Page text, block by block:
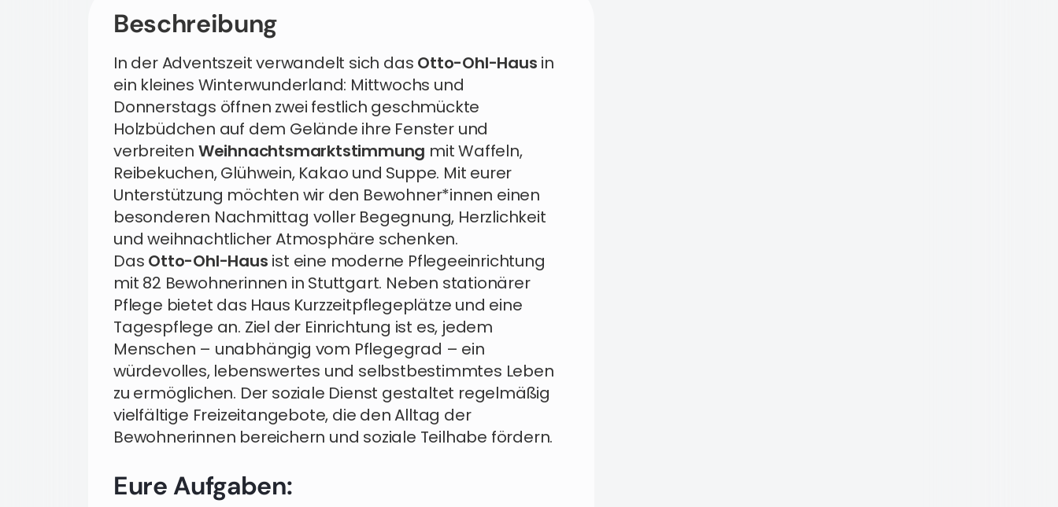
Beschreibung
In der Adventszeit verwandelt sich das Otto-Ohl-Haus in
ein kleines Winterwunderland: Mittwochs und
Donnerstags öffnen zwei festlich geschmückte
Holzbüdchen auf dem Gelände ihre Fenster und
verbreiten Weihnachtsmarktstimmung mit Waffeln,
Reibekuchen, Glühwein, Kakao und Suppe. Mit eurer
Unterstützung möchten wir den Bewohner*innen einen
besonderen Nachmittag voller Begegnung, Herzlichkeit
und weihnachtlicher Atmosphäre schenken.
Das Otto-Ohl-Haus ist eine moderne Pflegeeinrichtung
mit 82 Bewohnerinnen in Stuttgart. Neben stationärer
Pflege bietet das Haus Kurzzeitpflegeplätze und eine
Tagespflege an. Ziel der Einrichtung ist es, jedem
Menschen – unabhängig vom Pflegegrad – ein
würdevolles, lebenswertes und selbstbestimmtes Leben
zu ermöglichen. Der soziale Dienst gestaltet regelmäßig
vielfältige Freizeitangebote, die den Alltag der
Bewohnerinnen bereichern und soziale Teilhabe fördern.
Eure Aufgaben: